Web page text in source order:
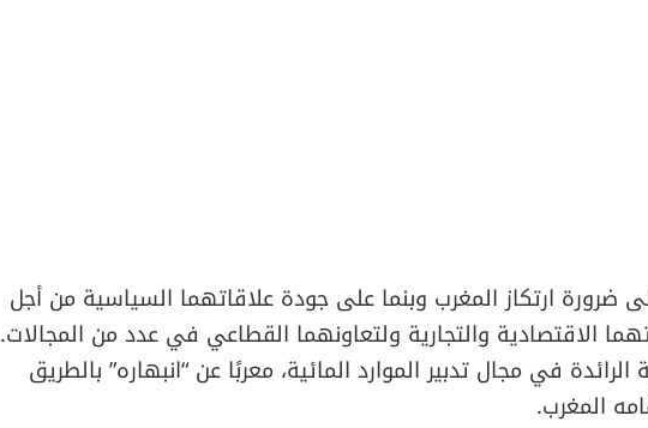
ضرورة ارتكاز المغرب وبنما على جودة علاقاتهما السياسية من أجل
الاقتصادية والتجارية ولتعاونهما القطاعي في عدد من المجالات.
الرائدة في مجال تدبير الموارد المائية، معربًا عن “انبهاره” بالطريق
المغرب.